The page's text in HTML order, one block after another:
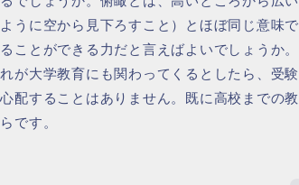
うに空から見下ろすこと）とほぼ同じ意味で
ことができる力だと言えばよいでしょうか。
が大学教育にも関わってくるとしたら、受験
配することはありません。既に高校までの教
です。